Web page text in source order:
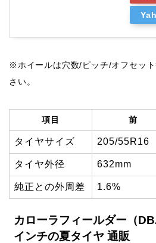
※ホイールは穴数/ピッチ/オフセッ
さい。
項目 前
タイヤサイズ 205/55R16
タイヤ外径 632mm
純正との外周差 1.6%
カローラフィールダー（
インチの夏タイヤ 通販